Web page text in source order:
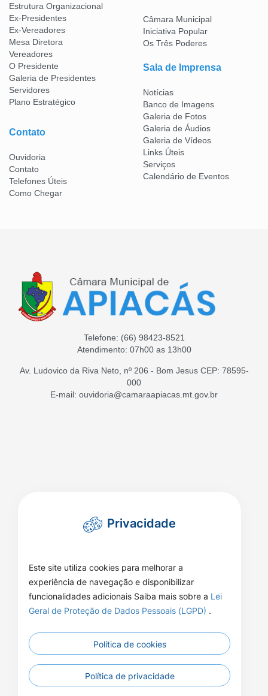
Estrutura Organizacional
Ex-Presidentes
Ex-Vereadores
Mesa Diretora
Vereadores
O Presidente
Galeria de Presidentes
Servidores
Plano Estratégico
Contato
Ouvidoria
Contato
Telefones Úteis
Como Chegar
Câmara Municipal
Iniciativa Popular
Os Três Poderes
Sala de Imprensa
Notícias
Banco de Imagens
Galeria de Fotos
Galeria de Áudios
Galeria de Vídeos
Links Úteis
Serviços
Calendário de Eventos
Telefone: (66) 98423-8521
Atendimento: 07h00 as 13h00
Av. Ludovico da Riva Neto, nº 206 - Bom Jesus CEP: 78595-
000
E-mail: ouvidoria@camaraapiacas.mt.gov.br
Privacidade
Este site utiliza cookies para melhorar a
experiência de navegação e disponibilizar
funcionalidades adicionais Saiba mais sobre a Lei
Geral de Proteção de Dados Pessoais (LGPD) .
Política de cookies
Política de privacidade